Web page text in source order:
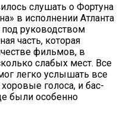
слушать о Фортуна
в исполнении Атланта
руководством
часть, которая
фильмов, в
слабых мест. Все
легко услышать все
голоса, и бас-
были особенно